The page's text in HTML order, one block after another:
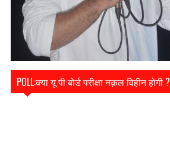
POLL:क्या यू पी बोर्ड परीक्षा नक़ल विहीन होगी ?